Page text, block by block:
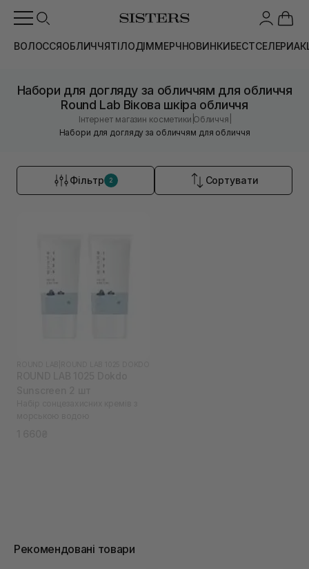
ВОЛОССЯОБЛИЧЧЯТІЛОДІММЕРЧНОВИНКИБЕСТСЕЛЕРИ
Набори для догляду за обличчям для обличчя
Round Lab Вікова шкіра обличчя
Інтернет магазин косметики |Обличчя
Набори для догляду за обличчям для обличчя
Фільтр 2 Сортувати
Рекомендовані товари